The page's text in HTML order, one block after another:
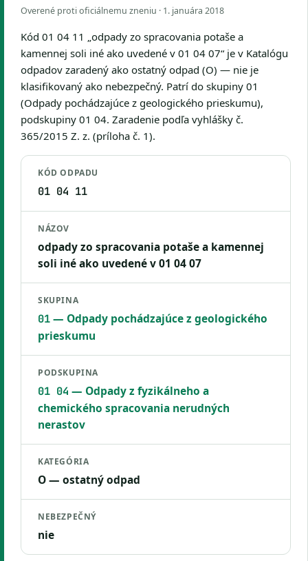
Overené proti oficiálnemu zneniu · 1. januára 2018
Kód 01 04 11 „odpady zo spracovania potaše a
kamennej soli iné ako uvedené v 01 04 07“ je v Katalógu
odpadov zaradený ako ostatný odpad (O) — nie je
klasifikovaný ako nebezpečný. Patrí do skupiny 01
(Odpady pochádzajúce z geologického prieskumu),
podskupiny 01 04. Zaradenie podľa vyhlášky č.
365/2015 Z. z. (príloha č. 1).
KÓD ODPADU
01 04 11
NÁZOV
odpady zo spracovania potaše a kamennej
soli iné ako uvedené v 01 04 07
SKUPINA
01— Odpady pochádzajúce z geologického
prieskumu
PODSKUPINA
01 04 — Odpady z fyzikálneho a
chemického spracovania nerudných
nerastov
KATEGÓRIA
O — ostatný odpad
NEBEZPEČNÝ
nie